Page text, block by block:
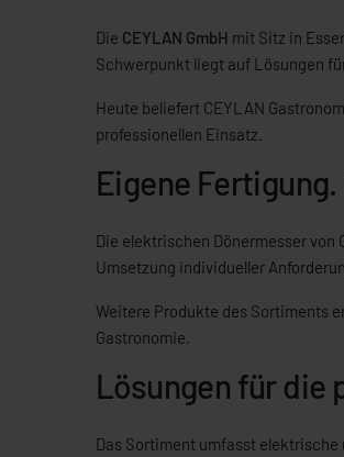
Die CEYLAN GmbH mit Sitz in
Schwerpunkt liegt auf Lösungen
Heute beliefert CEYLAN
professionellen Einsatz.
Eigene Fertigung.
Die elektrischen Dönermesser
Umsetzung individueller
Weitere Produkte des Sortiments
Gastronomie.
Lösungen für die
Das Sortiment umfasst elektrische